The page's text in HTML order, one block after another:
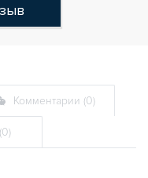
Комментарии (0)